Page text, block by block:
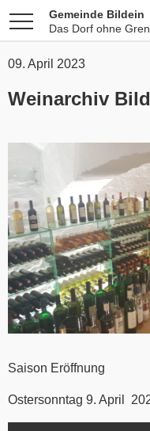
Gemeinde Bildein
Das Dorf ohne
09. April 2023
Weinarchiv
Saison Eröffnung
Ostersonntag 9. April